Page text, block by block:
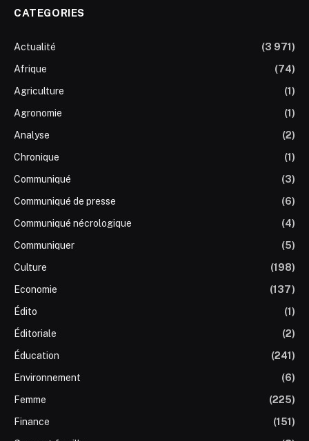
CATEGORIES
Actualité
(3 971)
Afrique
(74)
Agriculture
(1)
Agronomie
(1)
Analyse
(2)
Chronique
(1)
Communiqué
(3)
Communiqué de presse
(6)
Communiqué nécrologique
(4)
Communiquer
(5)
Culture
(198)
Economie
(137)
Édito
(1)
Éditoriale
(2)
Éducation
(241)
Environnement
(6)
Femme
(225)
Finance
(151)